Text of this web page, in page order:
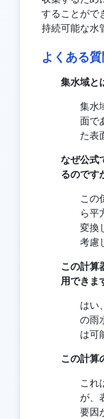
することがで
持続可能な水
よくある質
集水域と
集水
面で
た表
なぜ公式
るのです
この
ら平
変換
考慮
この計算
用できま
はい
の雨
は可
この計算
これ
が、
要因